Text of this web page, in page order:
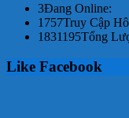
3Đang Online:
1757Truy Cập
1831195Tổng
Like Facebook